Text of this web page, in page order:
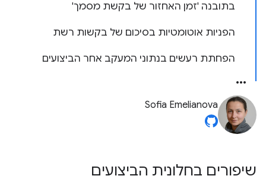
בתובנה 'זמן האחזור של בקשת מסמך'
הפניות אוטומטיות בסיכום של בקשות רשת
הפחתת רעשים בנתוני המעקב אחר הביצועים
Sofia Emelianova
שיפורים בחלונית הביצועים